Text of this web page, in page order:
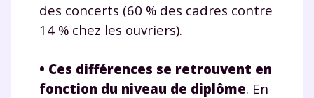
des concerts (60 % des cadres contre
14 % chez les ouvriers).
• Ces différences se retrouvent en
fonction du niveau de diplôme. En